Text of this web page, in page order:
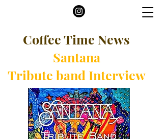
Coffee Time News
Santana
Tribute band Interview